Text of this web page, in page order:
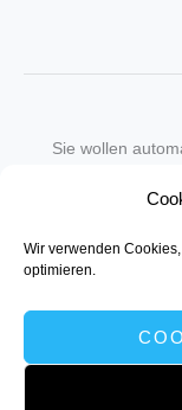
Wir verwenden
optimieren.
Sie wollen
in
Senden Sie für ein